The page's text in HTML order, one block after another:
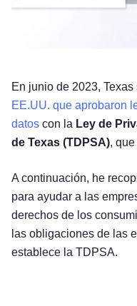
En junio de 2023,
EE.UU. que aprobaron
datos con la Ley de
de Texas (TDPSA),
A continuación, he
para ayudar a las
derechos de los
las obligaciones de las
establece la TDPSA.